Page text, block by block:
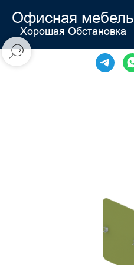
Офисная мебель
Хорошая Обстановка